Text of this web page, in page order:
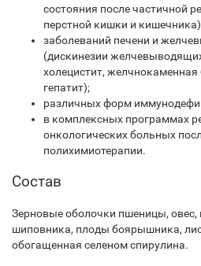
состояния после частичной
перстной кишки и
заболеваний печени и
(дискинезии
холецистит, желчнокаменная
гепатит);
различных форм
в комплексных программах
онкологических больных
полихимиотерапии.
Состав
Зерновые оболочки пшеницы, овес,
шиповника, плоды боярышника,
обогащенная селеном спирулина.